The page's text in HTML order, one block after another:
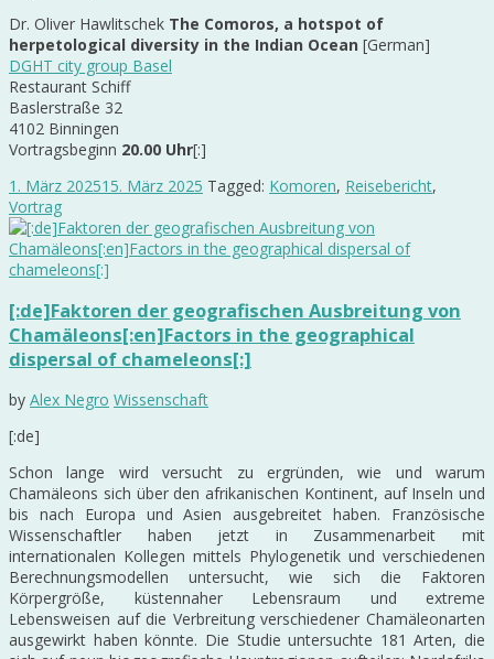
Dr. Oliver Hawlitschek The Comoros, a hotspot of
herpetological diversity in the Indian Ocean [German]
DGHT city group Basel
Restaurant Schiff
Baslerstraße 32
4102 Binningen
Vortragsbeginn 20.00 Uhr[:]
1. März 202515. März 2025 Tagged: Komoren, Reisebericht,
Vortrag
[:de]Faktoren der geografischen Ausbreitung von
Chamäleons[:en]Factors in the geographical
dispersal of chameleons[:]
by Alex Negro Wissenschaft
[:de]
Schon lange wird versucht zu ergründen, wie und warum
Chamäleons sich über den afrikanischen Kontinent, auf Inseln und
bis nach Europa und Asien ausgebreitet haben. Französische
Wissenschaftler haben jetzt in Zusammenarbeit mit
internationalen Kollegen mittels Phylogenetik und verschiedenen
Berechnungsmodellen untersucht, wie sich die Faktoren
Körpergröße, küstennaher Lebensraum und extreme
Lebensweisen auf die Verbreitung verschiedener Chamäleonarten
ausgewirkt haben könnte. Die Studie untersuchte 181 Arten, die